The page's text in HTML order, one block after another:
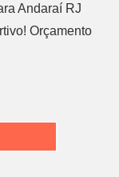
Andaraí RJ
Orçamento